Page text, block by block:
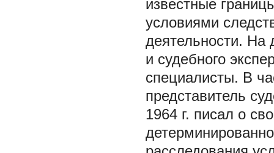
известные
условиями
деятельности. На
и судебного
специалисты. В
представитель
1964 г. писал о